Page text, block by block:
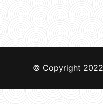
© Copyright 2022